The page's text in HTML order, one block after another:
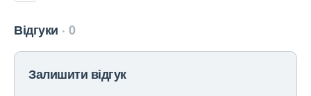
Відгуки 0
Залишити відгук